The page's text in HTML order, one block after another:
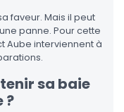
faveur. Mais il peut
panne. Pour cette
Aube interviennent à
sa baie
?